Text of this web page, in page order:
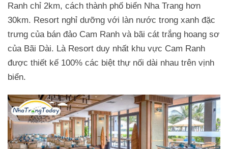
Ranh chỉ 2km, cách thành phố biển Nha Trang hơn
30km. Resort nghỉ dưỡng với làn nước trong xanh đặc
trưng của bán đảo Cam Ranh và bãi cát trắng hoang sơ
của Bãi Dài. Là Resort duy nhất khu vực Cam Ranh
được thiết kế 100% các biệt thự nối dài nhau trên vịnh
biển.